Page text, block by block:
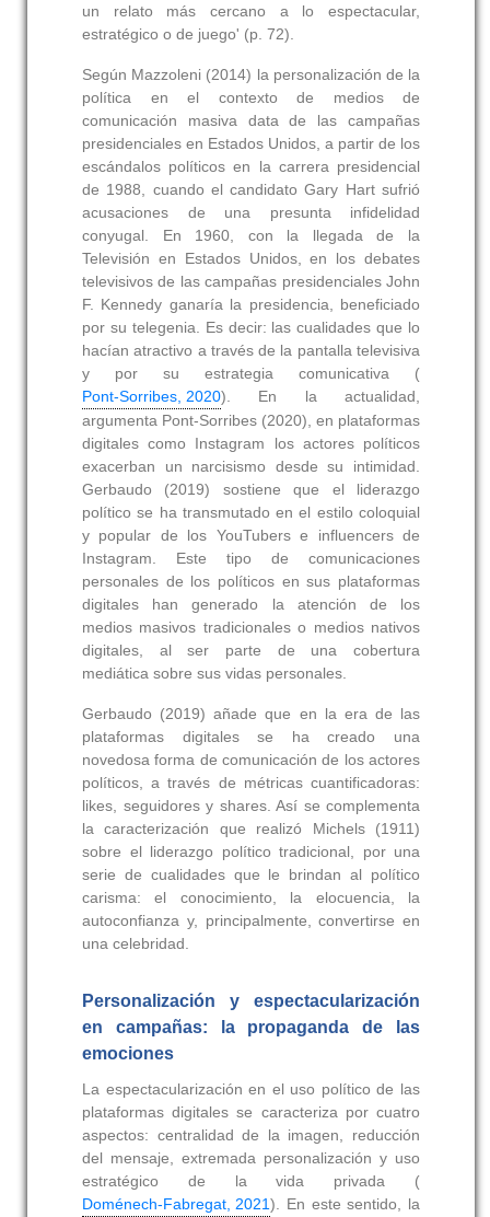
un relato más cercano a lo espectacular,
estratégico o de juego' (p. 72).
Según Mazzoleni (2014) la personalización de la
política en el contexto de medios de
comunicación masiva data de las campañas
presidenciales en Estados Unidos, a partir de los
escándalos políticos en la carrera presidencial
de 1988, cuando el candidato Gary Hart sufrió
acusaciones de una presunta infidelidad
conyugal. En 1960, con la llegada de la
Televisión en Estados Unidos, en los debates
televisivos de las campañas presidenciales John
F. Kennedy ganaría la presidencia, beneficiado
por su telegenia. Es decir: las cualidades que lo
hacían atractivo a través de la pantalla televisiva
y por su estrategia comunicativa (
Pont-Sorribes, 2020). En la actualidad,
argumenta Pont-Sorribes (2020), en plataformas
digitales como Instagram los actores políticos
exacerban un narcisismo desde su intimidad.
Gerbaudo (2019) sostiene que el liderazgo
político se ha transmutado en el estilo coloquial
y popular de los YouTubers e influencers de
Instagram. Este tipo de comunicaciones
personales de los políticos en sus plataformas
digitales han generado la atención de los
medios masivos tradicionales o medios nativos
digitales, al ser parte de una cobertura
mediática sobre sus vidas personales.
Gerbaudo (2019) añade que en la era de las
plataformas digitales se ha creado una
novedosa forma de comunicación de los actores
políticos, a través de métricas cuantificadoras:
likes, seguidores y shares. Así se complementa
la caracterización que realizó Michels (1911)
sobre el liderazgo político tradicional, por una
serie de cualidades que le brindan al político
carisma: el conocimiento, la elocuencia, la
autoconfianza y, principalmente, convertirse en
una celebridad.
Personalización y espectacularización
en campañas: la propaganda de las
emociones
La espectacularización en el uso político de las
plataformas digitales se caracteriza por cuatro
aspectos: centralidad de la imagen, reducción
del mensaje, extremada personalización y uso
estratégico de la vida privada (
Doménech-Fabregat, 2021). En este sentido, la